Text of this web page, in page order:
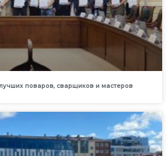
поваров, сварщиков и мастеров